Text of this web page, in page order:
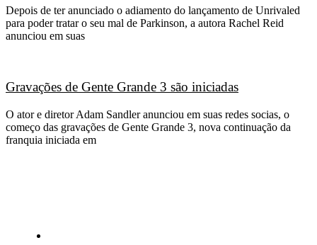
Depois de ter anunciado o adiamento do lançamento de Unrivaled
para poder tratar o seu mal de Parkinson, a autora Rachel Reid
anunciou em suas
Gravações de Gente Grande 3 são iniciadas
O ator e diretor Adam Sandler anunciou em suas redes socias, o
começo das gravações de Gente Grande 3, nova continuação da
franquia iniciada em